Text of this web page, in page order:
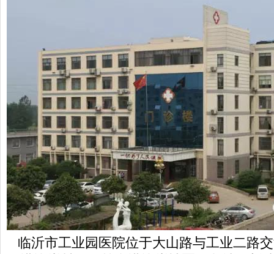
临沂市工业园医院位于大山路与工业二路